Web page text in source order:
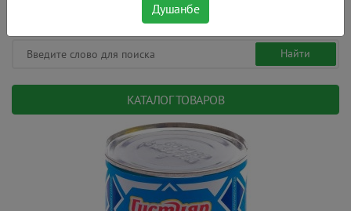
КАТАЛОГ ТОВАРОВ
Душанбе